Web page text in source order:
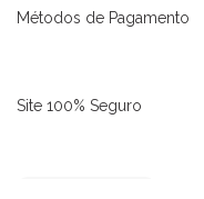
Métodos de Pagamento
Site 100% Seguro